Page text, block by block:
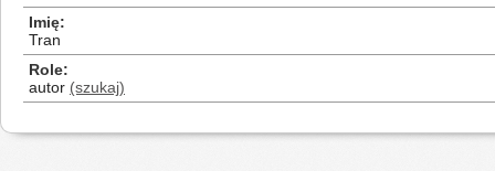
Imię
Tran
Role
autor (szukaj)